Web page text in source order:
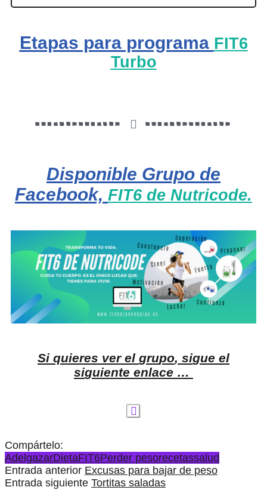
Etapas para programa FIT6
Turbo
Disponible Grupo de
Facebook, FIT6 de Nutricode.
Si quieres ver el grupo, sigue el
siguiente enlace …
Compártelo:
AdelgazarDietaFIT6Perder pesorecetassalud
Entrada anterior Excusas para bajar de peso
Entrada siguiente Tortitas saladas